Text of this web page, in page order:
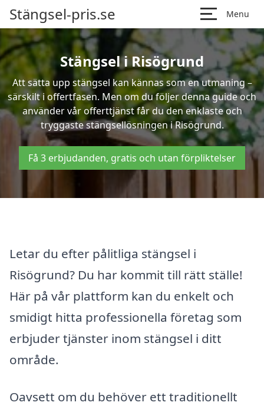
Stängsel-pris.se Menu
Stängsel i Risögrund
Att sätta upp stängsel kan kännas som en utmaning –
särskilt i offertfasen. Men om du följer denna guide och
använder vår offerttjänst får du den enklaste och
tryggaste stängsellösningen i Risögrund.
Få 3 erbjudanden, gratis och utan förpliktelser
Letar du efter pålitliga stängsel i
Risögrund? Du har kommit till rätt ställe!
Här på vår plattform kan du enkelt och
smidigt hitta professionella företag som
erbjuder tjänster inom stängsel i ditt
område.
Oavsett om du behöver ett traditionellt